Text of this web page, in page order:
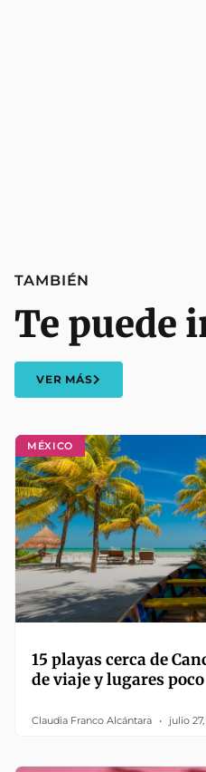
MÉXICO
15 playas cerca de
de viaje y lugares
Claudia Franco Alcántara julio
TAMBIÉN
Te puede
VER MÁS